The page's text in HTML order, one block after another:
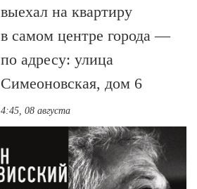
выехал на квартиру
в самом центре города —
по адресу: улица
Симеоновская, дом 6
4:45, 08 августа